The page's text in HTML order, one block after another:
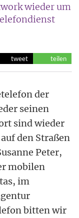
wieder um
tweet teilen
der
seinen
sind wieder
den Straßen
Peter,
mobilen
im
bitten wir